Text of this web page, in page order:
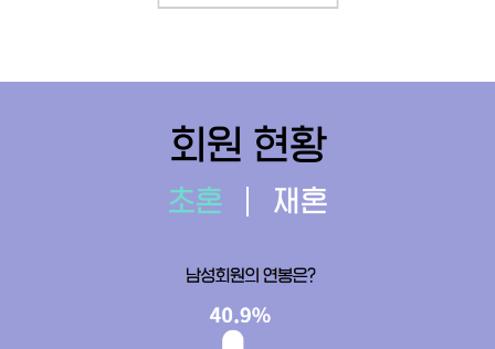
회원 현황
초혼 재혼